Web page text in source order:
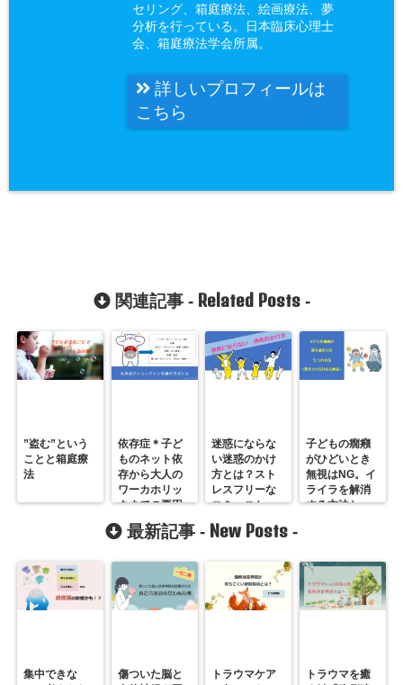
セリング、箱庭療法、絵画療法、夢
分析を行っている。日本臨床心理士
会、箱庭療法学会所属。
詳しいプロフィールは
こちら
関連記事 - Related Posts-
”盗む”という
ことと箱庭療
法
依存症＊子ど
ものネット依
存から大人の
ワーカホリッ
クまでの要因
と対応につい
て
迷惑にならな
い迷惑のかけ
方とは？スト
レスフリーな
コミュニケー
ションの秘密
子どもの癇癪
がひどいとき
無視はNG。イ
ライラを解消
する方法と
最新記事 - New Posts -
集中できな
傷ついた脳と
トラウマケア
トラウマを癒